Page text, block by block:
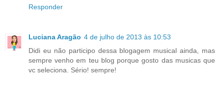
Responder
Luciana Aragão 4 de julho de 2013 às 10:53
Didi eu não participo dessa blogagem musical ainda, mas
sempre venho em teu blog porque gosto das musicas que
vc seleciona. Sério! sempre!